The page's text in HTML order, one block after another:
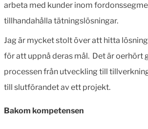
arbeta med kunder inom
tillhandahålla tätningslösningar.
Jag är mycket stolt över att hitta
för att uppnå deras mål. Det är oerhört
processen från utveckling till
till slutförandet av ett projekt.
Bakom kompetensen